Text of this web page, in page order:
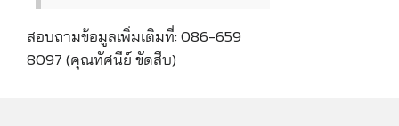
สอบถามข้อมูลเพิ่มเติมที่: 086-659
8097 (คุณทัศนีย์ ขัดสืบ)